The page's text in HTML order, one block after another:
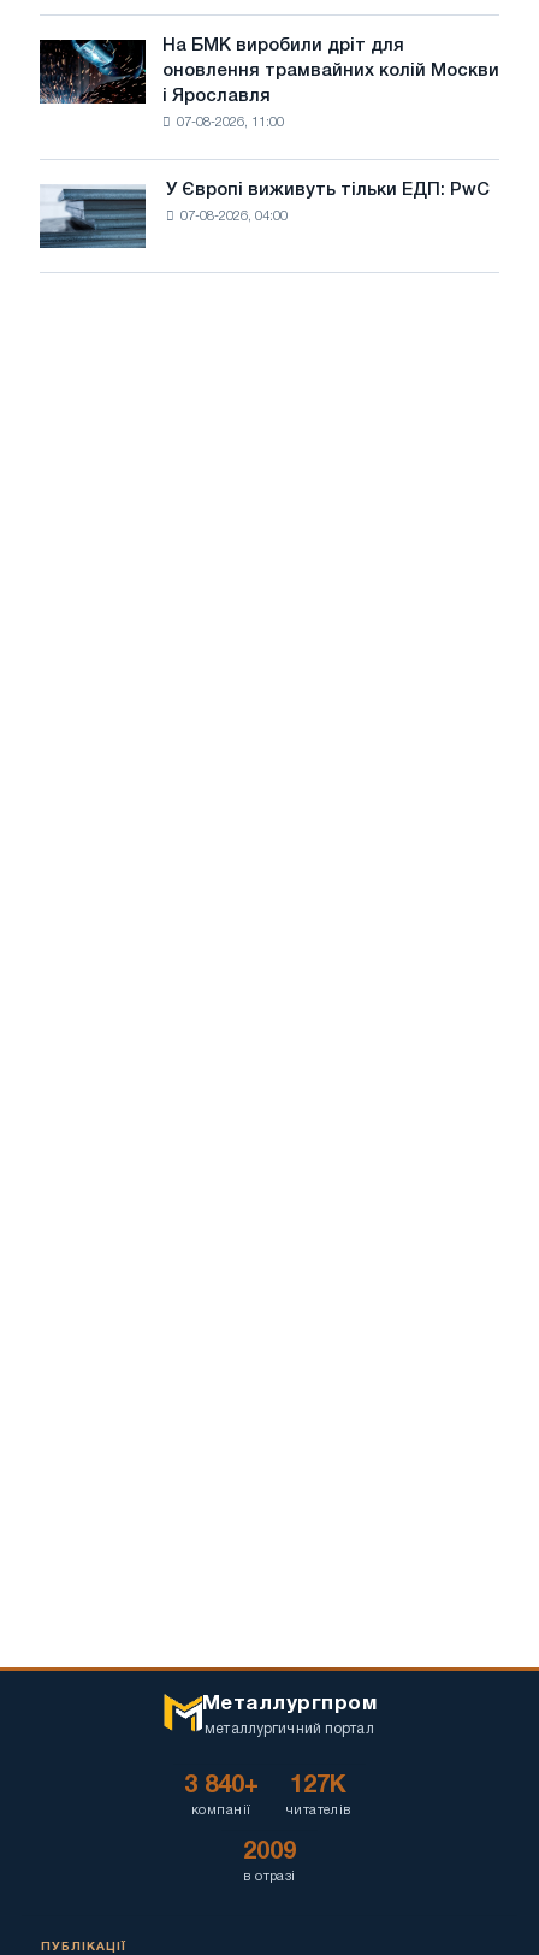
досягнення
цілей
декарбонізації
у
липні
На
БМК
виробили
трамвайних
колій
Москви
і
На БМК виробили дріт для
оновлення трамвайних колій Москви
і Ярославля
07-08-2026, 11:00
Європі
виживуть
тільки
У Європі виживуть тільки ЕДП: PwC
07-08-2026, 04:00
Металлургпром
металлургичний портал
3 840+
компанії
127K
читателів
2009
в отразі
ПУБЛІКАЦІЇ